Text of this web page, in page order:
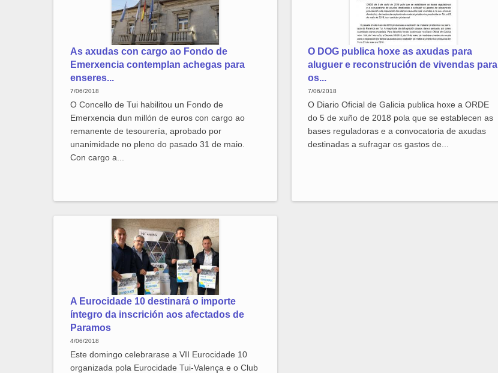
As axudas con cargo ao Fondo de
Emerxencia contemplan achegas para
enseres...
7/06/2018
O Concello de Tui habilitou un Fondo de
Emerxencia dun millón de euros con cargo ao
remanente de tesourería, aprobado por
unanimidade no pleno do pasado 31 de maio.
Con cargo a...
O DOG publica hoxe as axudas para
aluguer e reconstrución de vivendas para
os...
7/06/2018
O Diario Oficial de Galicia publica hoxe a ORDE
do 5 de xuño de 2018 pola que se establecen as
bases reguladoras e a convocatoria de axudas
destinadas a sufragar os gastos de...
A Eurocidade 10 destinará o importe
íntegro da inscrición aos afectados de
Paramos
4/06/2018
Este domingo celebrarase a VII Eurocidade 10
organizada pola Eurocidade Tui-Valença e o Club